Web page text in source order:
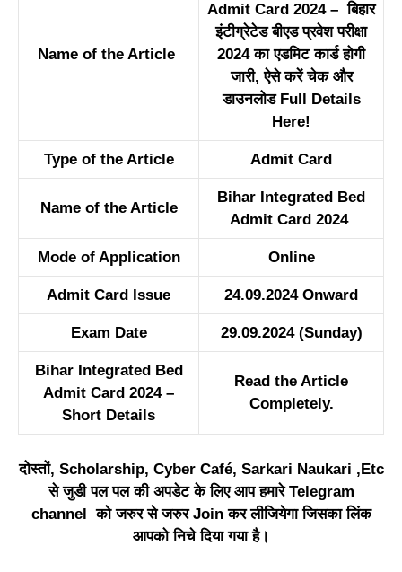
Name of the Article
Admit Card 2024 – बिहार
इंटीग्रेटेड बीएड प्रवेश परीक्षा
2024 का एडमिट कार्ड होगी
जारी, ऐसे करें चेक और
डाउनलोड Full Details
Here!
Type of the Article Admit Card
Name of the Article
Bihar Integrated Bed
Admit Card 2024
Mode of Application Online
Admit Card Issue 24.09.2024 Onward
Exam Date 29.09.2024 (Sunday)
Bihar Integrated Bed
Admit Card 2024 –
Short Details
Read the Article
Completely.
दोस्तों, Scholarship, Cyber Café, Sarkari Naukari ,Etc
से जुडी पल पल की अपडेट के लिए आप हमारे Telegram
channel को जरुर से जरुर Join कर लीजियेगा जिसका लिंक
आपको निचे दिया गया है।